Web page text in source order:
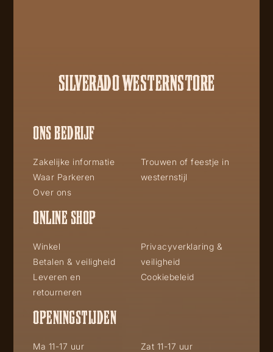
SILVERADO WESTERNSTORE
ONS BEDRIJF
Zakelijke informatie
Waar Parkeren
Over ons
Trouwen of feestje in
westernstijl
ONLINE SHOP
Winkel
Betalen & veiligheid
Leveren en
retourneren
Privacyverklaring &
veiligheid
Cookiebeleid
OPENINGSTIJDEN
Ma 11-17 uur
Zat 11-17 uur